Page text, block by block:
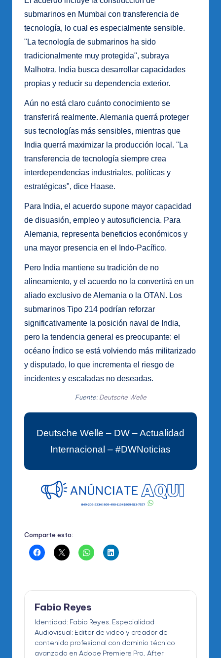
submarinos en Mumbai con transferencia de
tecnología, lo cual es especialmente sensible.
"La tecnología de submarinos ha sido
tradicionalmente muy protegida", subraya
Malhotra. India busca desarrollar capacidades
propias y reducir su dependencia exterior.
Aún no está claro cuánto conocimiento se
transferirá realmente. Alemania querrá proteger
sus tecnologías más sensibles, mientras que
India querrá maximizar la producción local. "La
transferencia de tecnología siempre crea
interdependencias industriales, políticas y
estratégicas", dice Haase.
Para India, el acuerdo supone mayor capacidad
de disuasión, empleo y autosuficiencia. Para
Alemania, representa beneficios económicos y
una mayor presencia en el Indo-Pacífico.
Pero India mantiene su tradición de no
alineamiento, y el acuerdo no la convertirá en un
aliado exclusivo de Alemania o la OTAN. Los
submarinos Tipo 214 podrían reforzar
significativamente la posición naval de India,
pero la tendencia general es preocupante: el
océano Índico se está volviendo más militarizado
y disputado, lo que incrementa el riesgo de
incidentes y escaladas no deseadas.
Fuente:Deutsche Welle
Deutsche Welle – DW – Actualidad
Internacional – #DWNoticias
Comparte esto:
Fabio Reyes
Identidad: Fabio Reyes. Especialidad
Audiovisual: Editor de video y creador de
contenido profesional con dominio técnico
avanzado en Adobe Premiere Pro, After